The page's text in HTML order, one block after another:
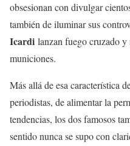
obsesionan con divulgar
también de iluminar sus
Icardi lanzan fuego cruzado y
municiones.
Más allá de esa característica
periodistas, de alimentar la
tendencias, los dos famosos
sentido nunca se supo con